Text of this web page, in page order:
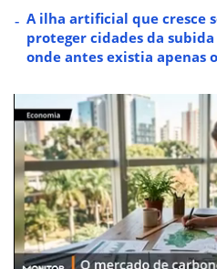
A ilha artificial que cresce
proteger cidades da
onde antes existia apenas